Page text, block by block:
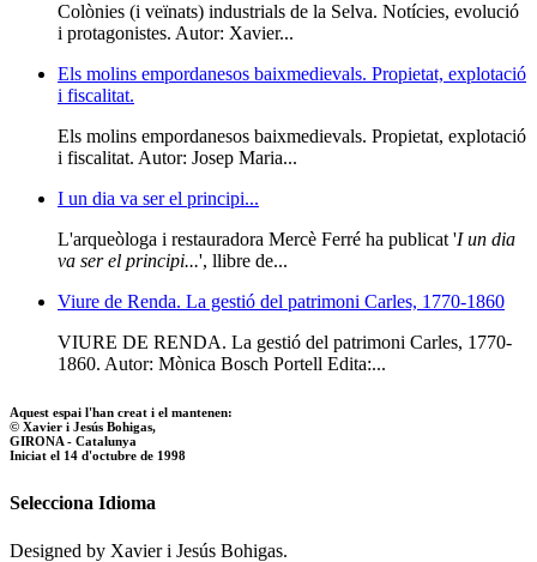
Colònies (i veïnats) industrials de la Selva. Notícies, evolució
i protagonistes. Autor: Xavier...
Els molins empordanesos baixmedievals. Propietat, explotació
i fiscalitat.
Els molins empordanesos baixmedievals. Propietat, explotació
i fiscalitat. Autor: Josep Maria...
I un dia va ser el principi...
L'arqueòloga i restauradora Mercè Ferré ha publicat 'I un dia
va ser el principi...', llibre de...
Viure de Renda. La gestió del patrimoni Carles, 1770-1860
VIURE DE RENDA. La gestió del patrimoni Carles, 1770-
1860. Autor: Mònica Bosch Portell Edita:...
Aquest espai l'han creat i el mantenen:
© Xavier i Jesús Bohigas,
GIRONA - Catalunya
Iniciat el 14 d'octubre de 1998
Selecciona Idioma
Designed by Xavier i Jesús Bohigas.